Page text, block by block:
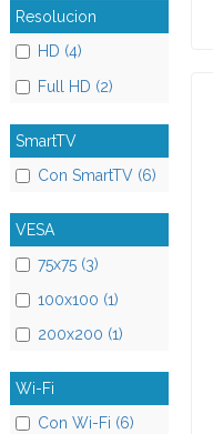
Resolucion
HD (4)
Full HD (2)
SmartTV
Con SmartTV (6)
VESA
75x75 (3)
100x100 (1)
200x200 (1)
Wi-Fi
Con Wi-Fi (6)